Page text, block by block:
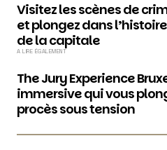
Visitez les scènes de
et plongez dans
de la capitale
A LIRE ÉGALEMENT
The Jury Experience
immersive qui vous
procès sous tension